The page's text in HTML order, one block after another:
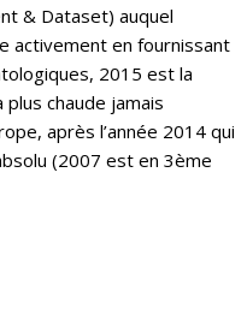
& Dataset) auquel
activement en fournissant
2015 est la
chaude jamais
après l’année 2014 qui
(2007 est en 3ème